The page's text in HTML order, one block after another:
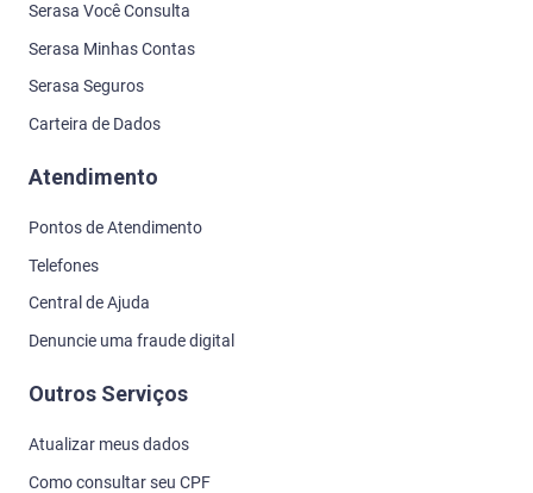
Serasa Você Consulta
Serasa Minhas Contas
Serasa Seguros
Carteira de Dados
Atendimento
Pontos de Atendimento
Telefones
Central de Ajuda
Denuncie uma fraude digital
Outros Serviços
Atualizar meus dados
Como consultar seu CPF